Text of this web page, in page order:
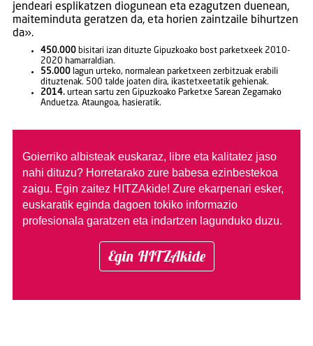
jendeari esplikatzen diogunean eta ezagutzen duenean,
maiteminduta geratzen da, eta horien zaintzaile bihurtzen
da».
450.000bisitari izan dituzte Gipuzkoako bost parketxeek 2010-
2020 hamarraldian.
55.000lagun urteko, normalean parketxeen zerbitzuak erabili
dituztenak. 500 talde joaten dira, ikastetxeetatik gehienak.
2014.urtean sartu zen Gipuzkoako Parketxe Sarean Zegamako
Anduetza. Ataungoa, hasieratik.
Goierriko albisteak euskaraz, libre eta kalitatez jaso
nahi dituzu? Horretarako zure babesa ezinbestekoa
zaigu. Egin zaitez HITZAkide! Zure ekarpenari esker,
euskaratik eginda dagoen tokiko informazio
profesionala garatzen eta indartzen lagunduko duzu.
Egin HITZAkide